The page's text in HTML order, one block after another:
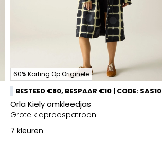
60% Korting Op Originele
BESTEED €80, BESPAAR €10 | CODE: SAS10
Orla Kiely omkleedjas
Grote klaproospatroon
7 kleuren